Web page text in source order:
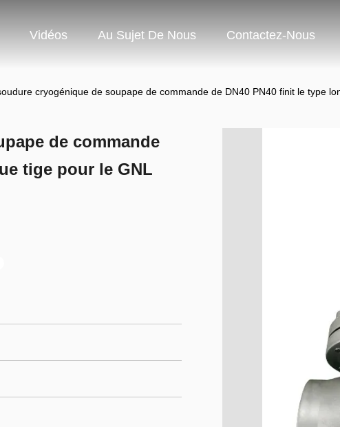
Vidéos Au Sujet De Nous Contactez-Nous
cryogénique de soupape de commande de DN40 PN40 finit le type
de commande
tige pour le GNL